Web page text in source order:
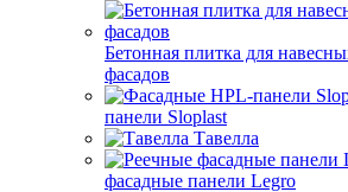
Бетонная плитка для
фасадов
панели Sloplast
Тавелла
фасадные панели Legro